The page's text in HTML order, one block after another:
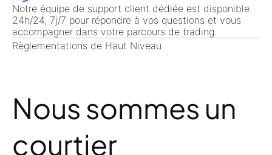
Notre équipe de support client dédiée est disponible
24h/24, 7j/7 pour répondre à vos questions et vous
accompagner dans votre parcours de trading.
Règlementations de Haut Niveau
Nous sommes un
courtier